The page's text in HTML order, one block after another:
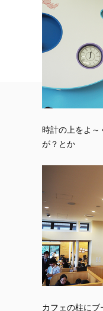
時計の上をよ～
が？とか
カフェの柱にブ